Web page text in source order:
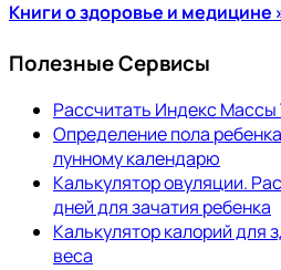
Книги о здоровье и медицине
Полезные Сервисы
Рассчитать Индекс Массы
Определение пола
лунному календарю
Калькулятор овуляции.
дней для зачатия ребенка
Калькулятор калорий для
веса